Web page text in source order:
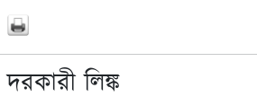
দরকারী লিঙ্ক